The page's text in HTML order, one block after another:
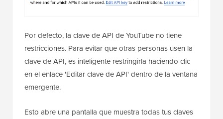
Por defecto, la clave de API de YouTube no tiene
restricciones. Para evitar que otras personas usen la
clave de API, es inteligente restringirla haciendo clic
en el enlace 'Editar clave de API' dentro de la ventana
emergente.
Esto abre una pantalla que muestra todas tus claves